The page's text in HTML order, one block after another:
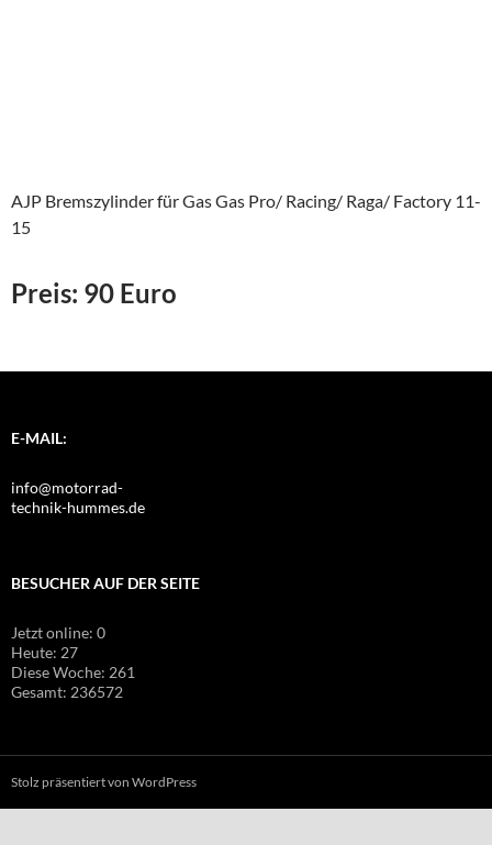
AJP Bremszylinder für Gas Gas Pro/ Racing/ Raga/ Factory 11-
15
Preis: 90 Euro
E-MAIL:
info@motorrad-
technik-hummes.de
BESUCHER AUF DER SEITE
Jetzt online: 0
Heute: 27
Diese Woche: 261
Gesamt: 236572
Stolz präsentiert von WordPress